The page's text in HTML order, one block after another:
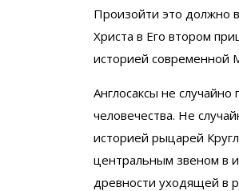
Произойти это должно
Христа в Его втором
историей современной
Англосаксы не
человечества. Не
историей рыцарей
центральным звеном в
древности уходящей в